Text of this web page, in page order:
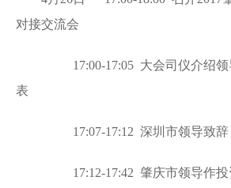
对接交流会
17:00-17:05 大会司仪介绍
表
17:07-17:12 深圳市领导致辞
17:12-17:42 肇庆市领导作